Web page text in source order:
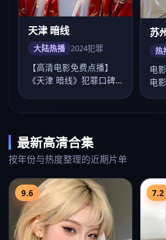
天津 暗线
大陆热播 2024犯罪
【高清电影免费点播】
《天津 暗线》犯罪口碑
苏
热
电
电
最新高清合集
按年份与热度整理的近期片单
9.6 7.2